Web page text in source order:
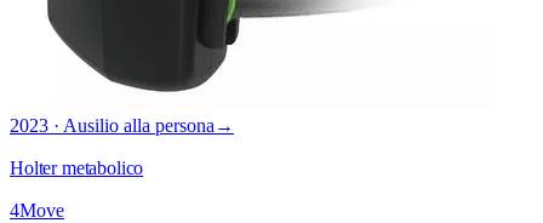
2023 · Ausilio alla persona →
Holter metabolico
4Move